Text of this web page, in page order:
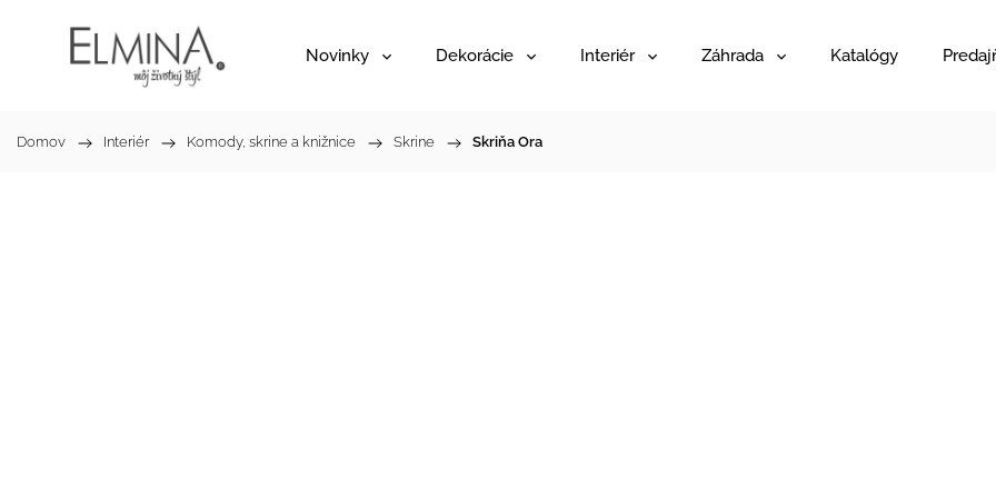
Novinky Dekorácie Interiér Záhrada Katalógy
Domov / Interiér / Komody, skrine a knižnice / Skrine / Skriňa Ora